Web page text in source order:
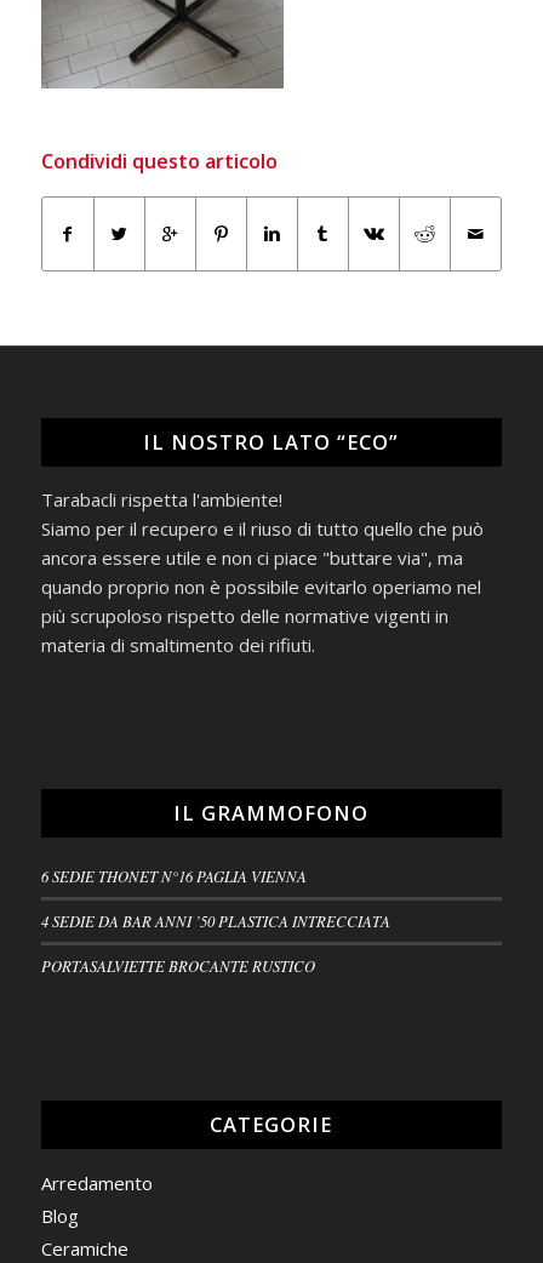
Condividi questo articolo
IL NOSTRO LATO “ECO”
Tarabacli rispetta l'ambiente!
Siamo per il recupero e il riuso di tutto quello che può
ancora essere utile e non ci piace "buttare via", ma
quando proprio non è possibile evitarlo operiamo nel
più scrupoloso rispetto delle normative vigenti in
materia di smaltimento dei rifiuti.
IL GRAMMOFONO
6 SEDIE THONET N°16 PAGLIA VIENNA
4 SEDIE DA BAR ANNI ’50 PLASTICA INTRECCIATA
PORTASALVIETTE BROCANTE RUSTICO
CATEGORIE
Arredamento
Blog
Ceramiche